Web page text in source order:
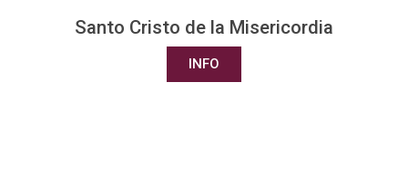
Santo Cristo de la Misericordia
INFO